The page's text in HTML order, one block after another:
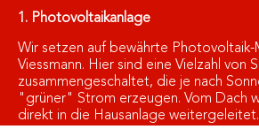
1. Photovoltaikanlage
Wir setzen auf bewährte Photovoltaik-
Viessmann. Hier sind eine Vielzahl von
zusammengeschaltet, die je nach
"grüner" Strom erzeugen. Vom Dach
direkt in die Hausanlage weitergeleitet.